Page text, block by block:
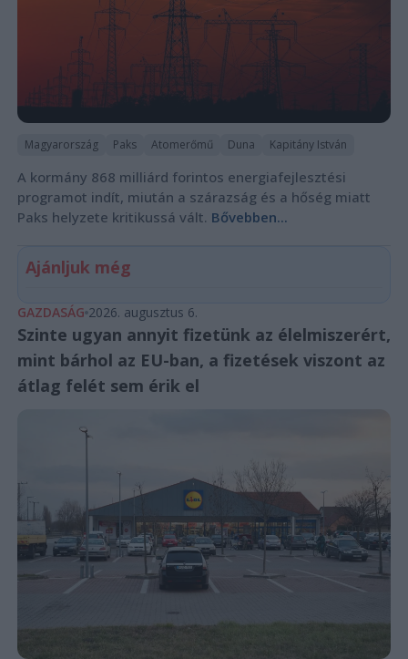
Magyarország Paks Atomerőmű Duna Kapitány István
A kormány 868 milliárd forintos energiafejlesztési
programot indít, miután a szárazság és a hőség miatt
Paks helyzete kritikussá vált. Bővebben...
Ajánljuk még
GAZDASÁG 2026. augusztus 6.
Szinte ugyan annyit fizetünk az élelmiszerért,
mint bárhol az EU-ban, a fizetések viszont az
átlag felét sem érik el